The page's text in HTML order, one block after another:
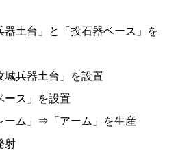
土台」と「投石器ベース」を
兵器土台」を設置
ス」を設置
ーム」⇒「アーム」を生産
射